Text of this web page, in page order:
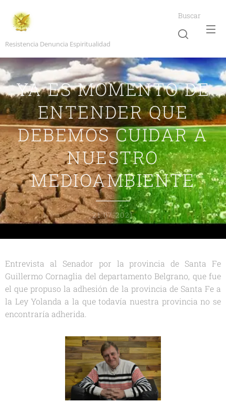
Resistencia Denuncia Espiritualidad
Buscar
YA ES MOMENTO DE
ENTENDER QUE
DEBEMOS CUIDAR A
NUESTRO
MEDIOAMBIENTE
21.07.2021
Entrevista al Senador por la provincia de Santa Fe
Guillermo Cornaglia del departamento Belgrano, que fue
el que propuso la adhesión de la provincia de Santa Fe a
la Ley Yolanda a la que todavía nuestra provincia no se
encontraría adherida.